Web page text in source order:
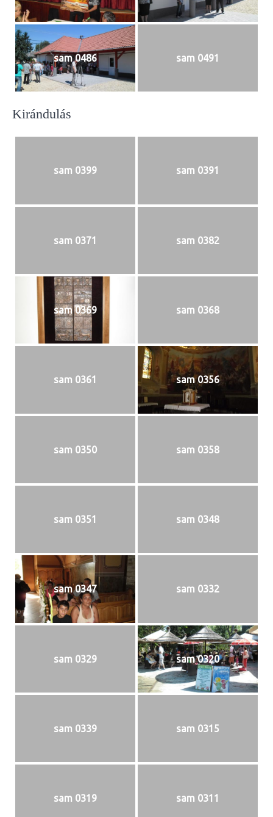
sam 0486 sam 0491
Kirándulás
sam 0399 sam 0391
sam 0371 sam 0382
sam 0369 sam 0368
sam 0361 sam 0356
sam 0350 sam 0358
sam 0351 sam 0348
sam 0347 sam 0332
sam 0329 sam 0320
sam 0339 sam 0315
sam 0319 sam 0311